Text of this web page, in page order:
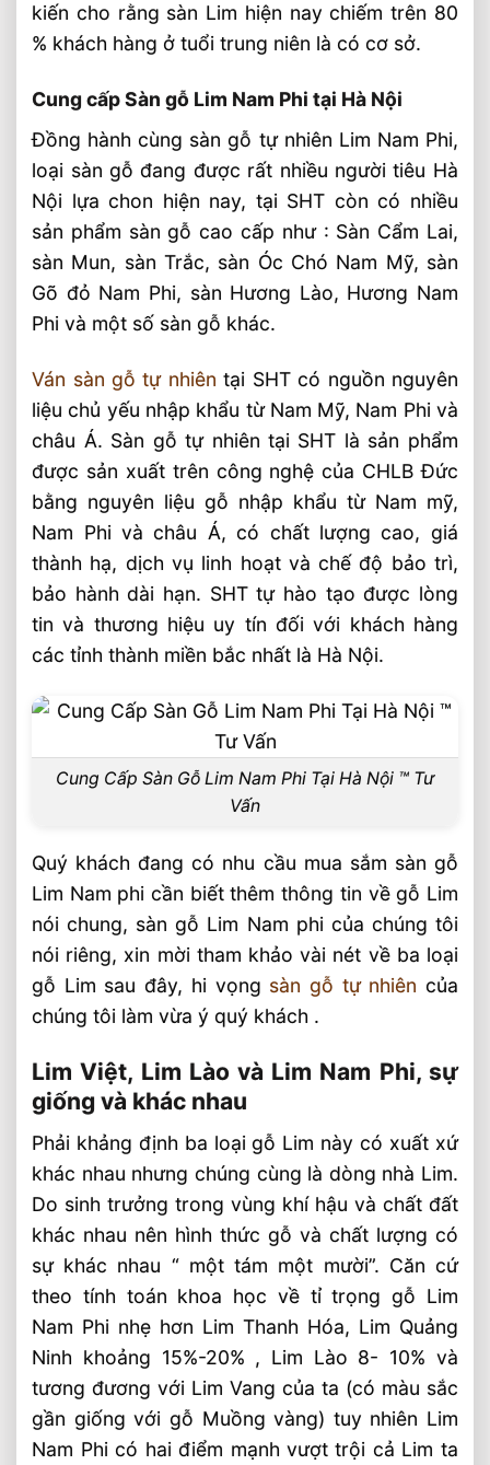
kiến cho rằng sàn Lim hiện nay chiếm trên 80
% khách hàng ở tuổi trung niên là có cơ sở.
Cung cấp Sàn gỗ Lim Nam Phi tại Hà Nội
Đồng hành cùng sàn gỗ tự nhiên Lim Nam Phi,
loại sàn gỗ đang được rất nhiều người tiêu Hà
Nội lựa chon hiện nay, tại SHT còn có nhiều
sản phẩm sàn gỗ cao cấp như : Sàn Cẩm Lai,
sàn Mun, sàn Trắc, sàn Óc Chó Nam Mỹ, sàn
Gõ đỏ Nam Phi, sàn Hương Lào, Hương Nam
Phi và một số sàn gỗ khác.
Ván sàn gỗ tự nhiên tại SHT có nguồn nguyên
liệu chủ yếu nhập khẩu từ Nam Mỹ, Nam Phi và
châu Á. Sàn gỗ tự nhiên tại SHT là sản phẩm
được sản xuất trên công nghệ của CHLB Đức
bằng nguyên liệu gỗ nhập khẩu từ Nam mỹ,
Nam Phi và châu Á, có chất lượng cao, giá
thành hạ, dịch vụ linh hoạt và chế độ bảo trì,
bảo hành dài hạn. SHT tự hào tạo được lòng
tin và thương hiệu uy tín đối với khách hàng
các tỉnh thành miền bắc nhất là Hà Nội.
Cung Cấp Sàn Gỗ Lim Nam Phi Tại Hà Nội ™ Tư
Vấn
Quý khách đang có nhu cầu mua sắm sàn gỗ
Lim Nam phi cần biết thêm thông tin về gỗ Lim
nói chung, sàn gỗ Lim Nam phi của chúng tôi
nói riêng, xin mời tham khảo vài nét về ba loại
gỗ Lim sau đây, hi vọng sàn gỗ tự nhiên của
chúng tôi làm vừa ý quý khách .
Lim Việt, Lim Lào và Lim Nam Phi, sự
giống và khác nhau
Phải khảng định ba loại gỗ Lim này có xuất xứ
khác nhau nhưng chúng cùng là dòng nhà Lim.
Do sinh trưởng trong vùng khí hậu và chất đất
khác nhau nên hình thức gỗ và chất lượng có
sự khác nhau “ một tám một mười”. Căn cứ
theo tính toán khoa học về tỉ trọng gỗ Lim
Nam Phi nhẹ hơn Lim Thanh Hóa, Lim Quảng
Ninh khoảng 15%-20% , Lim Lào 8- 10% và
tương đương với Lim Vang của ta (có màu sắc
gần giống với gỗ Muồng vàng) tuy nhiên Lim
Nam Phi có hai điểm mạnh vượt trội cả Lim ta